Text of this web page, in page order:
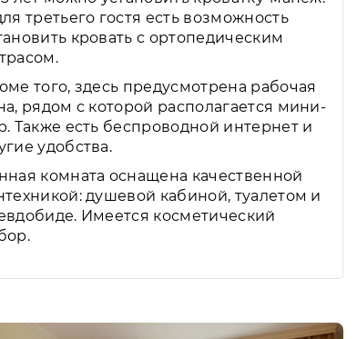
третьего гостя есть возможность
кровать с ортопедическим
того, здесь предусмотрена рабочая
рядом с которой располагается мини-
Также есть беспроводной интернет и
удобства.
комната оснащена качественной
душевой кабиной, туалетом и
Имеется косметический